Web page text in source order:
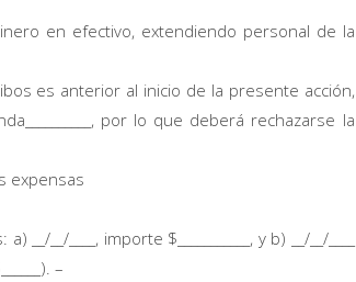
dinero en efectivo, extendiendo personal de la
es anterior al inicio de la presente acción,
por lo que deberá rechazarse la
expensas
____, importe $___________, y b) __/__/____
–